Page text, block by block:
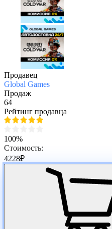
Продавец
Global Games
Продаж
64
Рейтинг продавца
100%
Стоимость:
4228₽